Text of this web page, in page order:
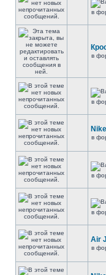
в
в
в
в
в
в
Air
в